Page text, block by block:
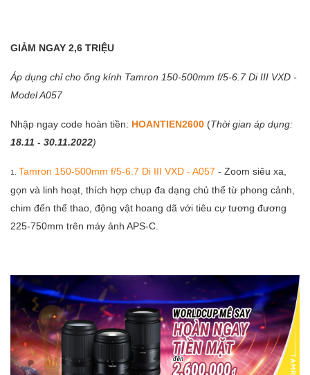
GIẢM NGAY 2,6 TRIỆU
Áp dụng chỉ cho ống kính Tamron 150-500mm f/5-6.7 Di III VXD -
Model A057
Nhập ngay code hoàn tiền: HOANTIEN2600 (Thời gian áp dụng:
18.11 - 30.11.2022)
1. Tamron 150-500mm f/5-6.7 Di III VXD - A057 - Zoom siêu xa,
gọn và linh hoạt, thích hợp chụp đa dạng chủ thể từ phong cảnh,
chim đến thể thao, động vật hoang dã với tiêu cự tương đương
225-750mm trên máy ảnh APS-C.